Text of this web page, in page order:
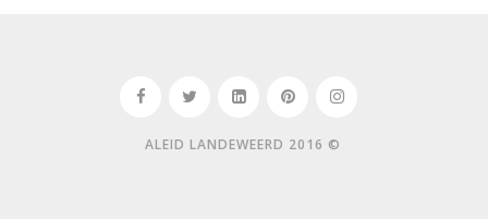
ALEID LANDEWEERD 2016 ©